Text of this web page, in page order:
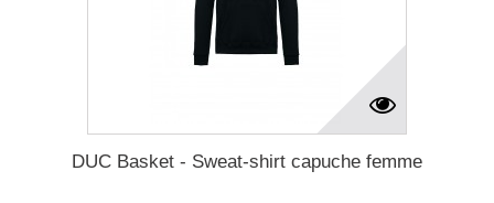
DUC Basket - Sweat-shirt capuche femme